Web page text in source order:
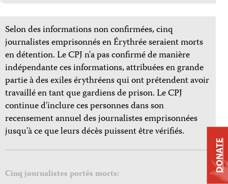
Selon des informations non confirmées, cinq
journalistes emprisonnés en Érythrée seraient morts
en détention. Le CPJ n'a pas confirmé de manière
indépendante ces informations, attribuées en grande
partie à des exiles érythréens qui ont prétendent avoir
travaillé en tant que gardiens de prison. Le CPJ
continue d'inclure ces personnes dans son
recensement annuel des journalistes emprisonnées
jusqu'à ce que leurs décès puissent être vérifiés.
Cinq journalistes portés morts:
DONATE